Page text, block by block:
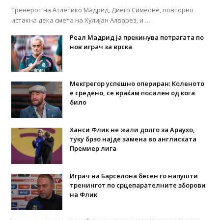
Тренерот на Атлетико Мадрид, Диего Симеоне, повторно
истакна дека смета на Хулијан Алварез, и …
Реал Мадрид ја прекинува потрагата по
нов играч за врска
Мекгрегор успешно опериран: Коленото
е средено, се враќам посилен од кога
било
Ханси Флик не жали долго за Араухо,
туку брзо најде замена во англиската
Премиер лига
Играч на Барселона бесен го напушти
тренингот по срцепарателните зборови
на Флик